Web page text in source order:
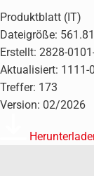
Produktblatt (IT)
Dateigröße:
Erstellt: 2828-
Aktualisiert: 1111-
Treffer: 173
Version: 02/2026